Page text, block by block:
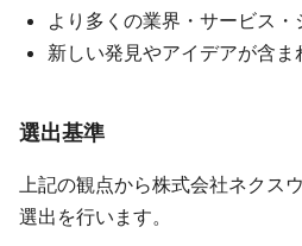
より多くの業界・サービス
新しい発見やアイデアが含
選出基準
上記の観点から株式会社ネクス
選出を行います。